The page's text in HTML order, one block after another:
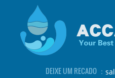
DEIXE UM RECADO ：